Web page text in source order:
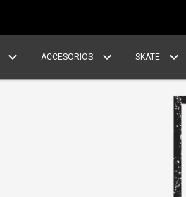
ACCESORIOS SKATE